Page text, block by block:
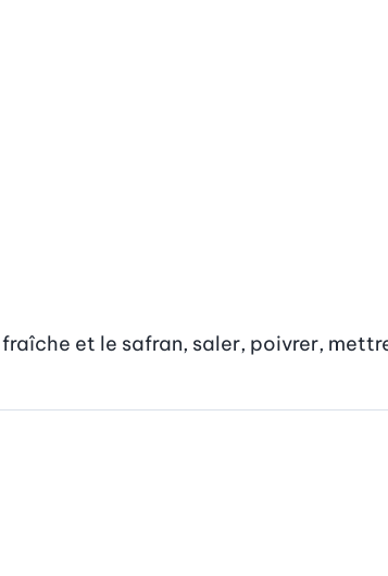
et le safran, saler, poivrer,